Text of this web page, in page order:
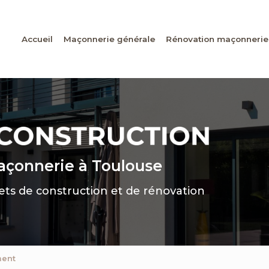
Accueil Maçonnerie générale Rénovation maçonnerie
à Toulouse
de construction et de rénovation